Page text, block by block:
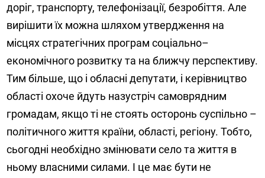
доріг, транспорту, телефонізації, безробіття. Але
вирішити їх можна шляхом утвердження на
місцях стратегічних програм соціально–
економічного розвитку та на ближчу перспективу.
Тим більше, що і обласні депутати, і керівництво
області охоче йдуть назустріч самоврядним
громадам, якщо ті не стоять осторонь суспільно –
політичного життя країни, області, регіону. Тобто,
сьогодні необхідно змінювати село та життя в
ньому власними силами. І це має бути не